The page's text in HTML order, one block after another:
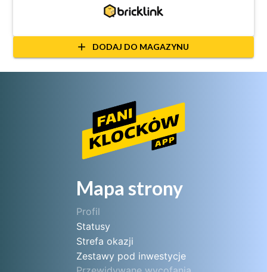
add DODAJ DO MAGAZYNU
Mapa strony
Profil
Statusy
Strefa okazji
Zestawy pod inwestycje